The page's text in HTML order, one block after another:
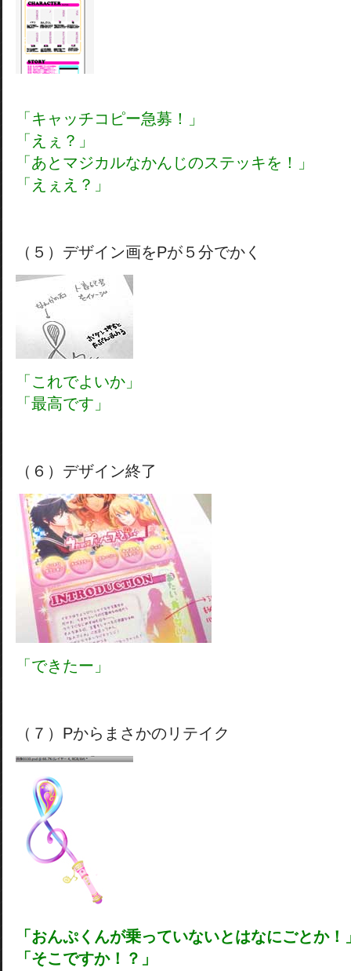
「キャッチコピー急募！」
「えぇ？」
「あとマジカルなかんじのステッキを！」
「えぇえ？」
（５）デザイン画をPが５分でかく
「これでよいか」
「最高です」
（６）デザイン終了
「できたー」
（７）Pからまさかのリテイク
「おんぷくんが乗っていないとはなにごとか！
「そこですか！？」